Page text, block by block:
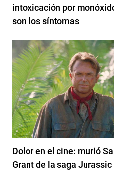
intoxicación por
son los síntomas
Dolor en el cine: murió
Grant de la saga Jurassic